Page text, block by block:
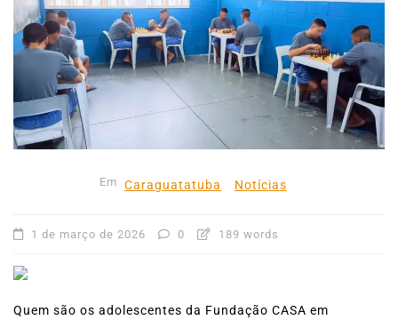
Em Caraguatatuba Notícias
1 de março de 2026 0 189 words
Quem são os adolescentes da Fundação CASA em